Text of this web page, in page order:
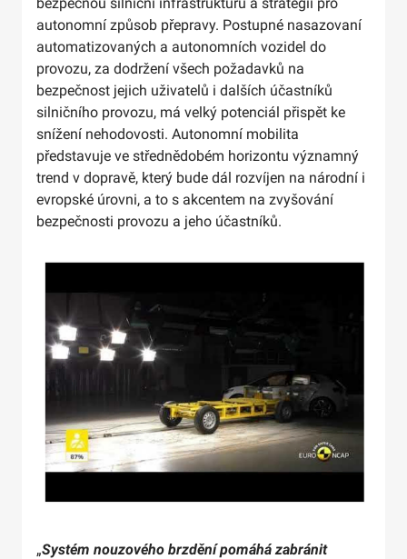
autonomní způsob přepravy. Postupné nasazovaní
automatizovaných a autonomních vozidel do
provozu, za dodržení všech požadavků na
bezpečnost jejich uživatelů i dalších účastníků
silničního provozu, má velký potenciál přispět ke
snížení nehodovosti. Autonomní mobilita
představuje ve střednědobém horizontu významný
trend v dopravě, který bude dál rozvíjen na národní i
evropské úrovni, a to s akcentem na zvyšování
bezpečnosti provozu a jeho účastníků.
„Systém nouzového brzdění pomáhá zabránit